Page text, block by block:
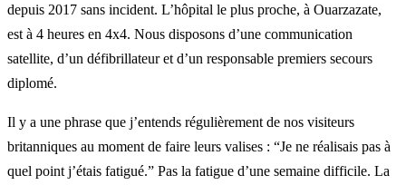
depuis 2017 sans incident. L’hôpital le plus proche, à Ouarzazate,
est à 4 heures en 4x4. Nous disposons d’une communication
satellite, d’un défibrillateur et d’un responsable premiers secours
diplomé.
Il y a une phrase que j’entends régulièrement de nos visiteurs
britanniques au moment de faire leurs valises : “Je ne réalisais pas à
quel point j’étais fatigué.” Pas la fatigue d’une semaine difficile. La